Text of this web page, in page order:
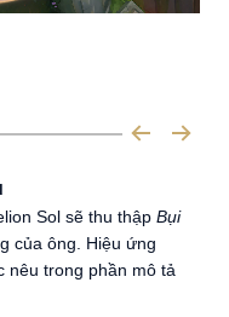
Sol sẽ thu thập Bụi
của ông. Hiệu ứng
nêu trong phần mô tả